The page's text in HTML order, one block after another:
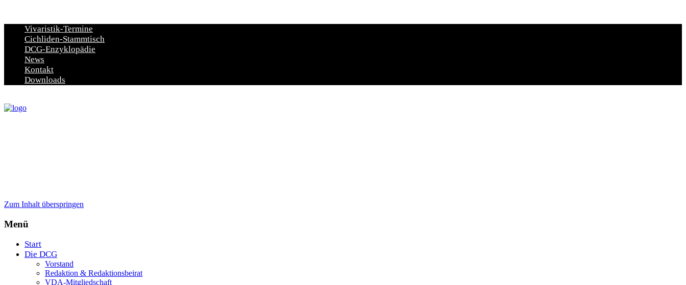
Vivaristik-Termine
Cichliden-Stammtisch
DCG-Enzyklopädie
News
Kontakt
Downloads
Zum Inhalt überspringen
Menü
Start
Die DCG
Vorstand
Redaktion & Redaktionsbeirat
VDA-Mitgliedschaft